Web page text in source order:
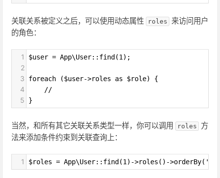
关联关系被定义之后，可以使用动态属性 roles
来访问用户
的角色：
1 $user = App\User::find(1);
2
3
foreach ($user->roles as $role) {
4
    //
5 }
当然，和所有其它关联关系类型一样，你可以调用 roles
方
法来添加条件约束到关联查询上：
1 $roles = App\User::find(1)->roles()-